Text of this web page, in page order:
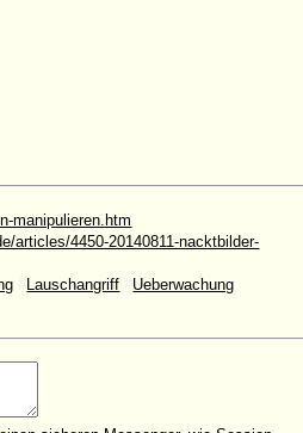
manipulieren.htm
articles/4450-20140811-nacktbilder-
Lauschangriff
Ueberwachung